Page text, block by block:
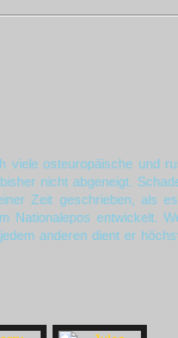
viele osteuropäische und
nicht abgeneigt.
Zeit geschrieben, als
Nationalepos entwickelt.
anderen dient er